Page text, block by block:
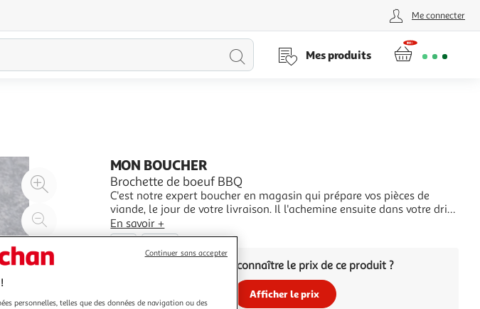
Me connecter
Lancer
Mes produits
Agrandir
l'illustration
200%
l'illustration
à
100
Partager
le
MON BOUCHER
Brochette de boeuf BBQ
C'est notre expert boucher en magasin qui prépare vos pièces de
viande, le jour de votre livraison. Il l'achemine ensuite dans votre drive
dans le respect de la chaîne du froid. Vous n'avez plus qu'à le
récupérer avec le reste de votre commande et vous régaler. La
disponibilité des produits de notre
En savoir +
Vous voulez connaître le prix de ce produit ?
Afficher le prix
personnelles, telles que des données de navigation ou des
Continuer sans accepter